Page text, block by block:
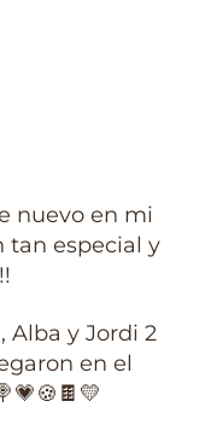
nuevo en mi
tan especial y
Alba y Jordi 2
en el